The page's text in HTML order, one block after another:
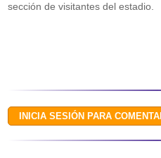
sección de visitantes del estadio.